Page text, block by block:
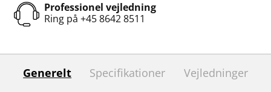
Professionel vejledning
Ring på +45 8642 8511
Generelt Specifikationer Vejledninger